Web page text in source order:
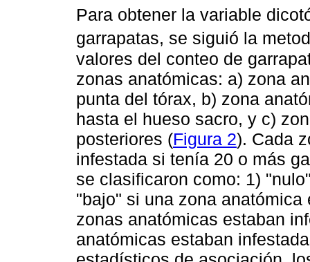
Para obtener la variable
garrapatas, se siguió la
valores del conteo de
zonas anatómicas: a) zona
punta del tórax, b) zona
hasta el hueso sacro, y c)
posteriores (Figura 2). Cada
infestada si tenía 20 o más
se clasificaron como: 1)
"bajo" si una zona
zonas anatómicas estaban
anatómicas estaban